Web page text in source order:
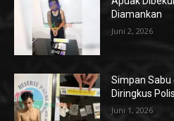
Diamankan
Juni 2, 2026
Simpan Sabu
Diringkus
Juni 1, 2026